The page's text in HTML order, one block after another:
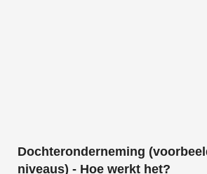
Dochteronderneming
niveaus) - Hoe werkt het?